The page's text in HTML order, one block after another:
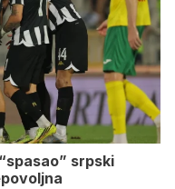
srpski